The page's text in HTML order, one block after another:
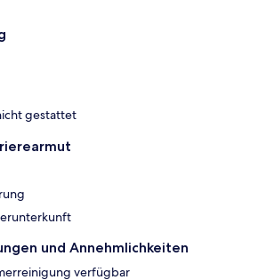
gestattet
und Annehmlichkeiten
verfügbar